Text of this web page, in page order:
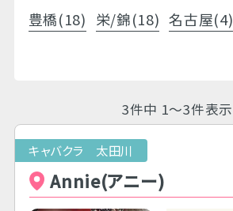
豊橋(18) 栄/錦(18) 名古屋(4)
3件中 1～3件表示
キャバクラ 太田川
Annie(アニー)